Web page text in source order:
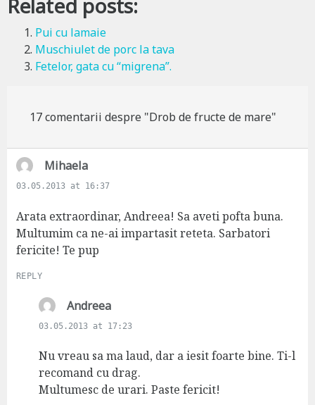
Pui cu lamaie
Muschiulet de porc la tava
Fetelor, gata cu “migrena”.
17 comentarii despre "Drob de fructe de mare"
Mihaelas
a
s
:
03.05.2013 at 16:37
Arata extraordinar, Andreea! Sa aveti pofta buna.
Multumim ca ne-ai impartasit reteta. Sarbatori
fericite! Te pup
REPLY
Andreeas
a
s
03.05.2013 at 17:23
Nu vreau sa ma laud, dar a iesit foarte bine. Ti-l
recomand cu drag.
Multumesc de urari. Paste fericit!